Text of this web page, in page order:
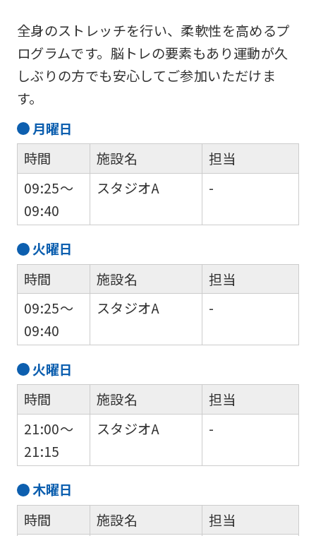
全身のストレッチを行い、柔軟性を高めるプ
ログラムです。脳トレの要素もあり運動が久
しぶりの方でも安心してご参加いただけま
す。
月曜日
時間
09:25～
09:40
施設名
スタジオA
担当
-
火曜日
時間
09:25～
09:40
施設名
スタジオA
担当
-
火曜日
時間
21:00～
21:15
施設名
スタジオA
担当
-
木曜日
時間
施設名
担当